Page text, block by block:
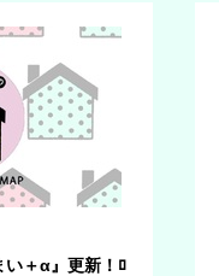
い＋α』更新！ﾛ